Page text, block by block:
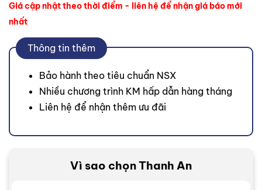
Giá cập nhật theo thời điểm - liên hệ để nhận giá báo mới
nhất
Thông tin thêm
Bảo hành theo tiêu chuẩn NSX
Nhiều chương trình KM hấp dẫn hàng tháng
Liên hệ để nhận thêm ưu đãi
Vì sao chọn Thanh An